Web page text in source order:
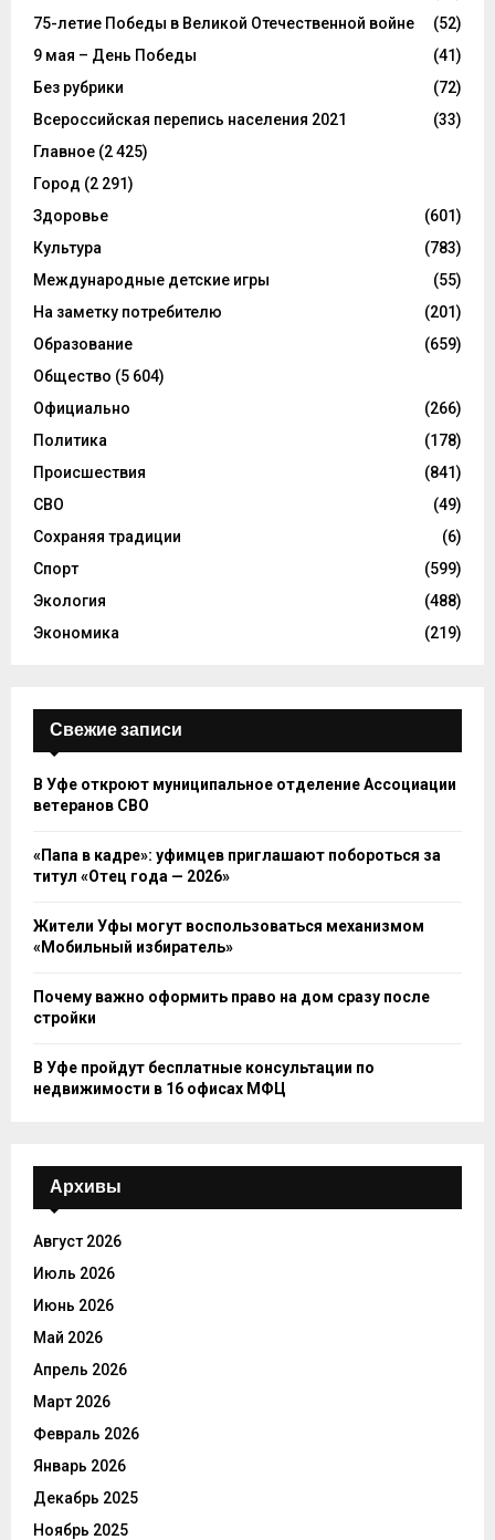
75-летие Победы в Великой Отечественной войне
(52)
9 мая – День Победы
(41)
Без рубрики
(72)
Всероссийская перепись населения 2021
(33)
Главное (2 425)
Город (2 291)
Здоровье
(601)
Культура
(783)
Международные детские игры
(55)
На заметку потребителю
(201)
Образование
(659)
Общество (5 604)
Официально
(266)
Политика
(178)
Происшествия
(841)
СВО
(49)
Сохраняя традиции
(6)
Спорт
(599)
Экология
(488)
Экономика
(219)
Свежие записи
В Уфе откроют муниципальное отделение Ассоциации
ветеранов СВО
«Папа в кадре»: уфимцев приглашают побороться за
титул «Отец года — 2026»
Жители Уфы могут воспользоваться механизмом
«Мобильный избиратель»
Почему важно оформить право на дом сразу после
стройки
В Уфе пройдут бесплатные консультации по
недвижимости в 16 офисах МФЦ
Архивы
Август 2026
Июль 2026
Июнь 2026
Май 2026
Апрель 2026
Март 2026
Февраль 2026
Январь 2026
Декабрь 2025
Ноябрь 2025